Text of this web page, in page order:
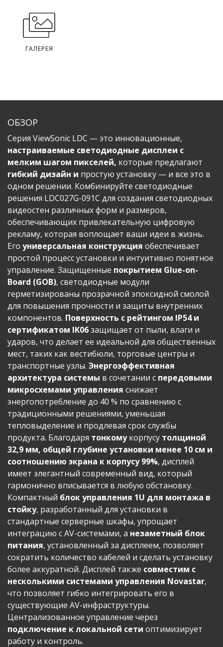
ГАЛЕРЕЯ
ОБЗОР
Серия ViewSonic LDC — это инновационные,
настраиваемые светодиодные дисплеи с
мелким шагом пикселей, которые предлагают
гибкий дизайн и простую установку — и все это в
одном решении. Комбинируйте светодиодные
решения LDC027G-091C для создания светодиодных
видеостен различных форм и размеров,
обеспечивающих привлекательную цифровую
рекламу, которая воплощает ваши идеи в жизнь.
Его универсальная конструкция обеспечивает
простой процесс установки и интуитивно понятное
управление. Защищенные покрытием Glue-on-
Board (GOB), светодиодные модули
герметизированы прозрачной эпоксидной смолой
для повышения прочности и защиты внутренних
компонентов. Поверхность с рейтингом IP54 и
сертификатом IK06защищает от пыли, влаги и
ударов, что делает ее идеальной для общественных
мест, таких как вестибюли, торговые центры и
транспортные узлы. Энергоэффективная
архитектура системы в сочетании с передовыми
микросхемами управления снижает
энергопотребление до 40 % по сравнению с
традиционными решениями, уменьшая
тепловыделение и продлевая срок службы
продукта. Благодаря тонкомукорпусу толщиной
32,9 мм, общей глубине установки менее 10 см и
соотношению экрана к корпусу 99%, дисплей
имеет элегантный современный вид, который
гармонично вписывается в любую обстановку.
Компактный блок управления 1U для монтажа в
стойку, разработанный для установки в
стандартные серверные шкафы, упрощает
интеграцию с AV-системами, а незаметный блок
питания, установленный за дисплеем, позволяет
сократить количество кабелей и сделать установку
более аккуратной. Дисплей также совместим с
несколькими системами управления Novastar,
что позволяет гибко интегрировать его в
существующие AV-инфраструктуры.
Централизованное управление через
подключение к локальной сети оптимизирует
работу и контроль.